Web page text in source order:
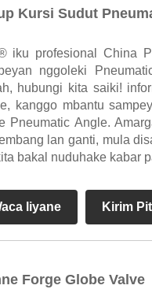
Kursi Sudut
iku profesional China
nggoleki
hubungi kita saiki!
kanggo mbantu
Pneumatic Angle.
lan ganti, mula
bakal nuduhake kabar
liyane Kirim
Forge Globe Valve